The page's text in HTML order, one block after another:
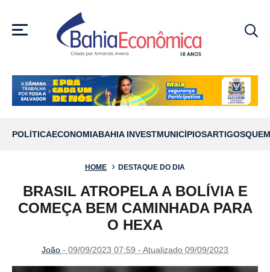
MENU
POLÍTICAECONOMIABAHIA INVESTMUNICÍPIOSARTIGOS
HOME DESTAQUE DO DIA
BRASIL ATROPELA A BOLÍVIA E
COMEÇA BEM CAMINHADA PARA
O HEXA
João - 09/09/2023 07:59 - Atualizado 09/09/2023